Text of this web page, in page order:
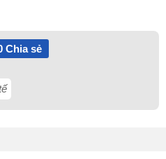
Chia sẻ